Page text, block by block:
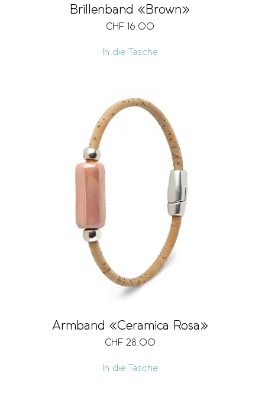
Brillenband «Brown»
CHF 16.00
In die Tasche
Armband «Ceramica Rosa»
CHF 28.00
In die Tasche